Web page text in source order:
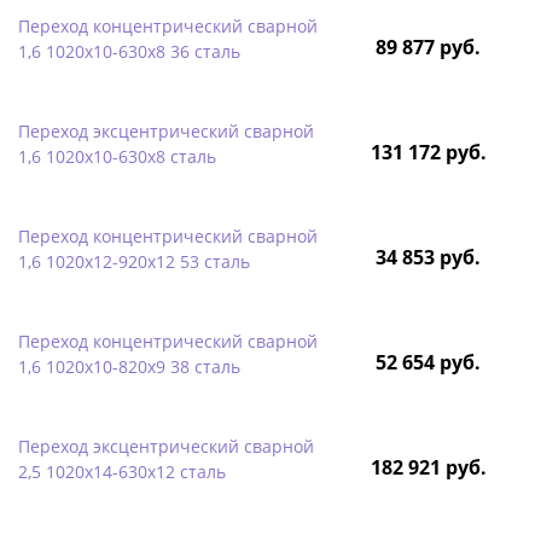
Переход концентрический сварной
1,6 1020х10-630х8 36 сталь
89 877 руб.
Переход эксцентрический сварной
1,6 1020х10-630х8 сталь
131 172 руб.
Переход концентрический сварной
1,6 1020х12-920х12 53 сталь
34 853 руб.
Переход концентрический сварной
1,6 1020х10-820х9 38 сталь
52 654 руб.
Переход эксцентрический сварной
2,5 1020х14-630х12 сталь
182 921 руб.